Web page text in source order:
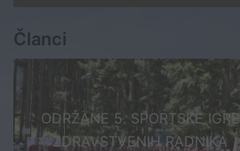
Članci
ODRŽANE 5. SPORTSKE IGRE
ZDRAVSTVENIH RADNIKA